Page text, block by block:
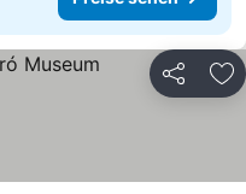
Teilen